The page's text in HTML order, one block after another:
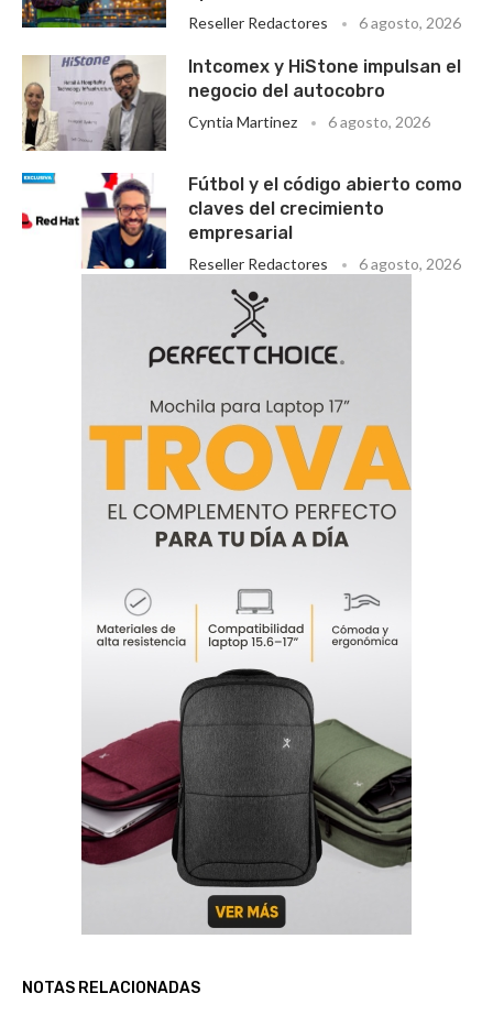
Reseller Redactores 6 agosto, 2026
Intcomex y HiStone impulsan el
negocio del autocobro
Cyntia Martinez 6 agosto, 2026
Fútbol y el código abierto como
claves del crecimiento
empresarial
Reseller Redactores 6 agosto, 2026
NOTAS RELACIONADAS